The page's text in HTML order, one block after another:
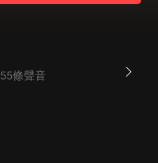
55條聲音